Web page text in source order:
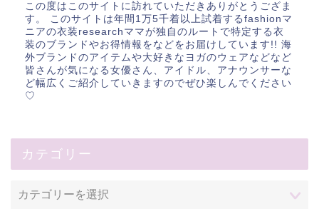
この度はこのサイトに訪れていただきありがとうござま
す。 このサイトは年間1万5千着以上試着するfashionマ
ニアの衣装researchママが独自のルートで特定する衣
装のブランドやお得情報をなどをお届けしています!! 海
外ブランドのアイテムや大好きなヨガのウェアなどなど
皆さんが気になる女優さん、アイドル、アナウンサーな
ど幅広くご紹介していきますのでぜひ楽しんでください
♡
カテゴリー